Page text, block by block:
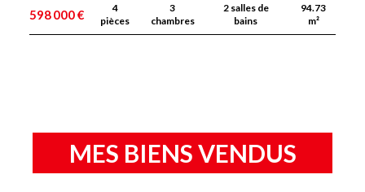
598 000 €
4
pièces
3
chambres
2 salles de
bains
94.73
m²
MES BIENS VENDUS